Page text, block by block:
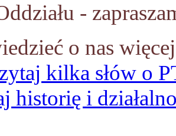
-
o nas
kilka słów o
historię i